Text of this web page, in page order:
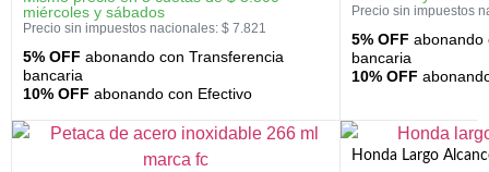
miércoles y sábados
Precio sin impuestos nacionales: $ 7.821
5% OFF abonando con Transferencia
bancaria
10% OFF abonando con Efectivo
Precio sin impuestos
5% OFF abonando
bancaria
10% OFF
Honda Largo